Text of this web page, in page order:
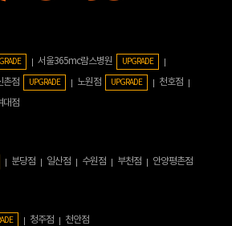
서울365mc람스병원 UPGRADE
촌점 UPGRADE 노원점 UPGRADE
천호점
대점
분당점 일산점 수원점 부천점 안양평촌점
청주점 천안점